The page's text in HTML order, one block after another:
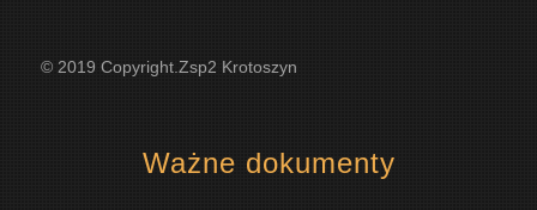
© 2019 Copyright.Zsp2 Krotoszyn
Ważne dokumenty